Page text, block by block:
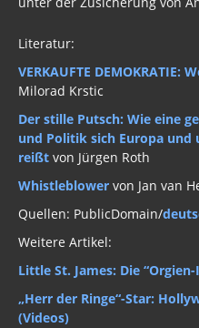
Literatur:
VERKAUFTE DEMOKRATIE:
Milorad Krstic
Der stille Putsch: Wie eine
und Politik sich Europa und
reißt von Jürgen Roth
Whistleblower von Jan van
Quellen: PublicDomain/
Weitere Artikel:
Little St. James: Die
„Herr der Ringe“-Star:
(Videos)